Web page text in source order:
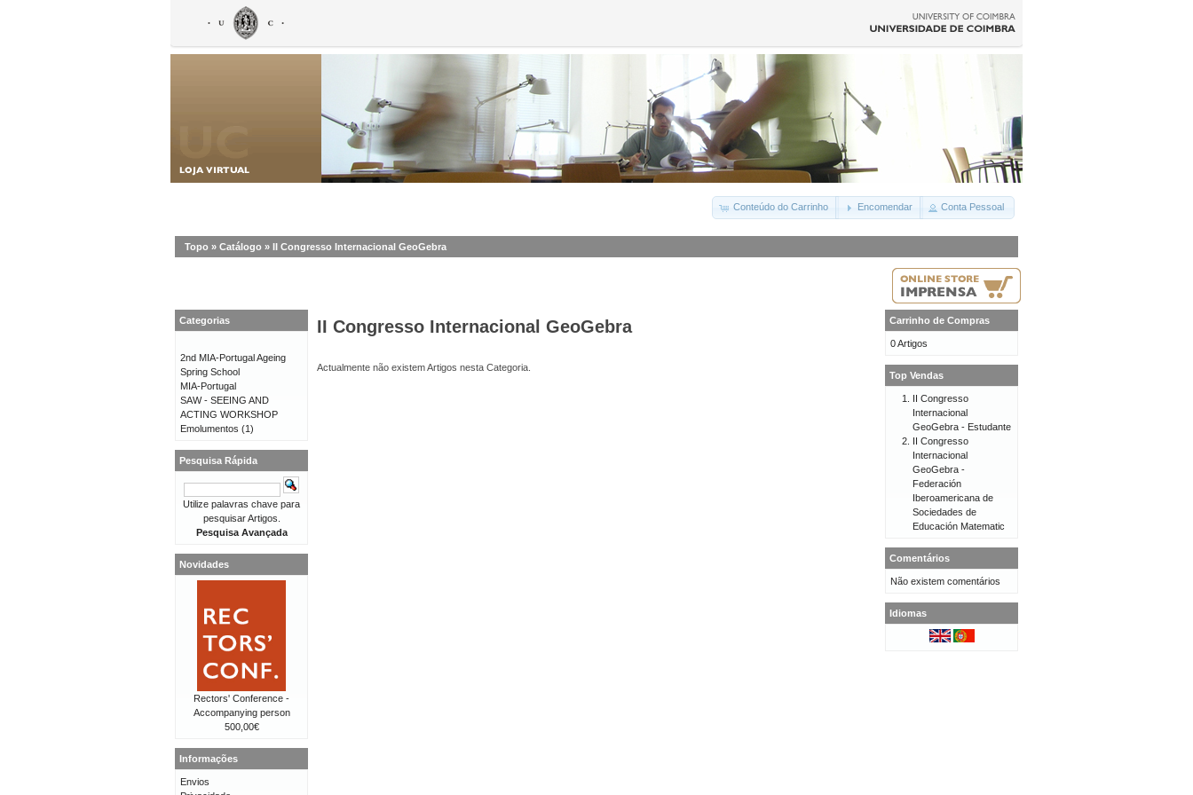
Conteúdo do Carrinho Encomendar Conta Pessoal
Topo » Catálogo » II Congresso Internacional GeoGebra
II Congresso Internacional GeoGebra
Actualmente não existem Artigos nesta Categoria.
Categorias
2nd MIA-Portugal Ageing
Spring School
MIA-Portugal
SAW - SEEING AND
ACTING WORKSHOP
Emolumentos (1)
Pesquisa Rápida
Utilize palavras chave para
pesquisar Artigos.
Pesquisa Avançada
Novidades
Rectors' Conference -
Accompanying person
500,00€
Informações
Envios
Carrinho de Compras
0 Artigos
Top Vendas
II Congresso
Internacional
GeoGebra - Estudante
II Congresso
Internacional
GeoGebra -
Federación
Iberoamericana de
Sociedades de
Educación Matematic
Comentários
Não existem comentários
Idiomas